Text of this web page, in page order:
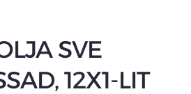
SVE
12X1-LIT